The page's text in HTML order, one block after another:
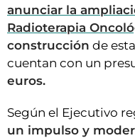
anunciar la
Radioterapia
construcción de
cuentan con un
euros.
Según el Ejecutivo
un impulso y